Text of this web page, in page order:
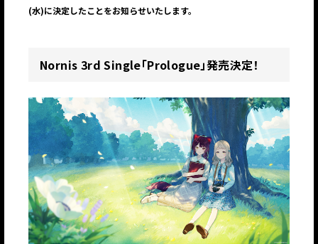
(水)に決定したことをお知らせいたします。
Nornis 3rd Single「Prologue」発売決定！